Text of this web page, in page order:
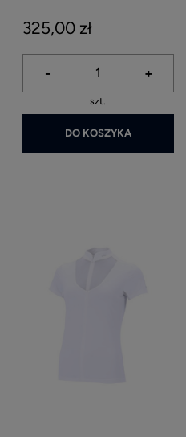
325,00 zł
- +
szt.
DO KOSZYKA